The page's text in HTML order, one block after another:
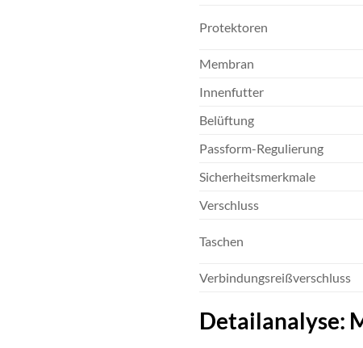
Protektoren
Membran
Innenfutter
Belüftung
Passform-Regulierung
Sicherheitsmerkmale
Verschluss
Taschen
Verbindungsreißverschluss
Detailanalyse: